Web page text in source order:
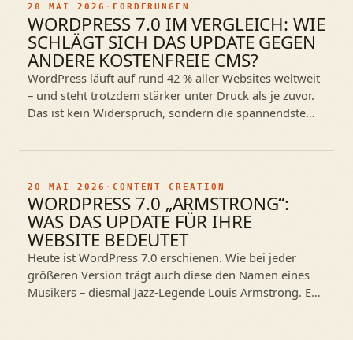
20 MAI 2026 · FÖRDERUNGEN
WORDPRESS 7.0 IM VERGLEICH: WIE
SCHLÄGT SICH DAS UPDATE GEGEN
ANDERE KOSTENFREIE CMS?
WordPress läuft auf rund 42 % aller Websites weltweit
– und steht trotzdem stärker unter Druck als je zuvor.
Das ist kein Widerspruch, sondern die spannendste
20 MAI 2026 · CONTENT CREATION
WORDPRESS 7.0 „ARMSTRONG“:
WAS DAS UPDATE FÜR IHRE
WEBSITE BEDEUTET
Heute ist WordPress 7.0 erschienen. Wie bei jeder
größeren Version trägt auch diese den Namen eines
Musikers – diesmal Jazz-Legende Louis Armstrong. Es